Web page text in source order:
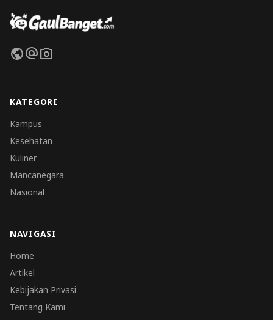
publicalternate_emailphoto_camera
KATEGORI
Kampus
Kesehatan
Kuliner
Mancanegara
Nasional
NAVIGASI
Home
Artikel
Kebijakan Privasi
Tentang Kami